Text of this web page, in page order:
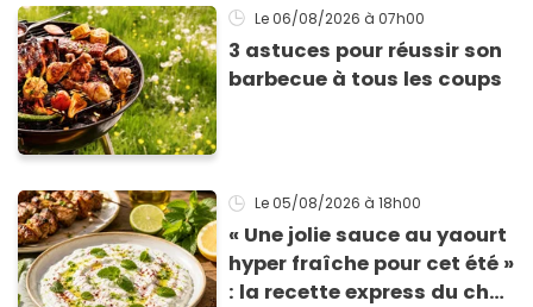
Le 06/08/2026 à 07h00
3 astuces pour réussir son
barbecue à tous les coups
Le 05/08/2026 à 18h00
« Une jolie sauce au yaourt
hyper fraîche pour cet été »
: la recette express du chef